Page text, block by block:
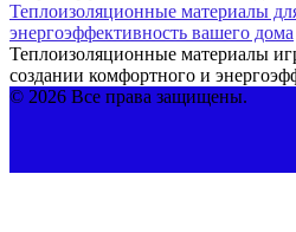
Теплоизоляционные материалы
энергоэффективность вашего дома
Теплоизоляционные материалы
создании комфортного и
© 2026 Все права защищены.